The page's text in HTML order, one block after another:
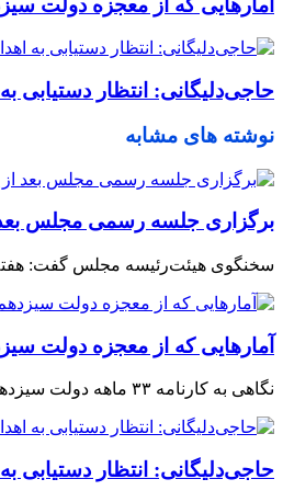
آمارهایی که از معجزه دولت
حاجی‌دلیگانی: انتظار
نوشته های مشابه
برگزاری جلسه رسمی مجلس بعد
سخنگوی هیئت‌رئیسه مجلس گفت: هفته
آمارهایی که از معجزه دولت
نگاهی به کارنامه ۳۳‌ ماهه دولت سیزدهم نشان می‌دهد که با مدیریت جهادی و دیپلماسی عزتمندانه، نقدینگی می‌توان به دستاوردهایی رسید که اثرات آن سال‌ها برجای بماند.
حاجی‌دلیگانی: انتظار